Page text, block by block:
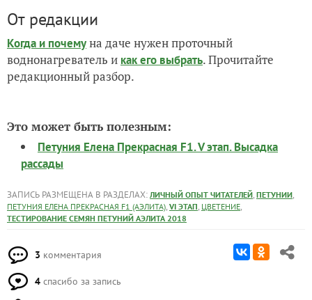
От редакции
Когда и почемуна даче нужен проточный
воднонагреватель и как его выбрать. Прочитайте
редакционный разбор.
Это может быть полезным:
Петуния Елена Прекрасная F1. V этап. Высадка
рассады
ЗАПИСЬ РАЗМЕЩЕНА В РАЗДЕЛАХ: ЛИЧНЫЙ ОПЫТ ЧИТАТЕЛЕЙ, ПЕТУНИИ,
ПЕТУНИЯ ЕЛЕНА ПРЕКРАСНАЯ F1 (АЭЛИТА), VI ЭТАП, ЦВЕТЕНИЕ,
ТЕСТИРОВАНИЕ СЕМЯН ПЕТУНИЙ АЭЛИТА 2018
3 комментария
4 спасибо за запись